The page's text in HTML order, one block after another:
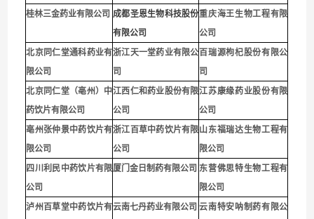
桂林三金药业有限公司 成都圣恩生物科技股份
有限公司
重庆海王生物工程有限
公司
北京同仁堂通科药业有
限公司
浙江天一堂药业有限公
司
百瑞源枸杞股份有限公
司
北京同仁堂（亳州）中
药饮片有限公司
江西仁和药业股份有限
公司
江苏康缘药业股份有限
公司
亳州张仲景中药饮片有
限公司
浙江百草中药饮片有限
公司
山东福瑞达生物工程有
限公司
四川利民中药饮片有限
公司
厦门金日制药有限公司 东营佛思特生物工程有
限公司
泸州百草堂中药饮片有云南七丹药业有限公司 云南特安呐制药有限公